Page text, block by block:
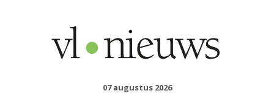
07 augustus 2026